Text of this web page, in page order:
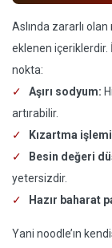
Aslında zararlı
eklenen
nokta:
Aşırı sodyum:
artırabilir.
Kızartma
Besin değeri
yetersizdir.
Hazır baharat
Yani noodle’ın